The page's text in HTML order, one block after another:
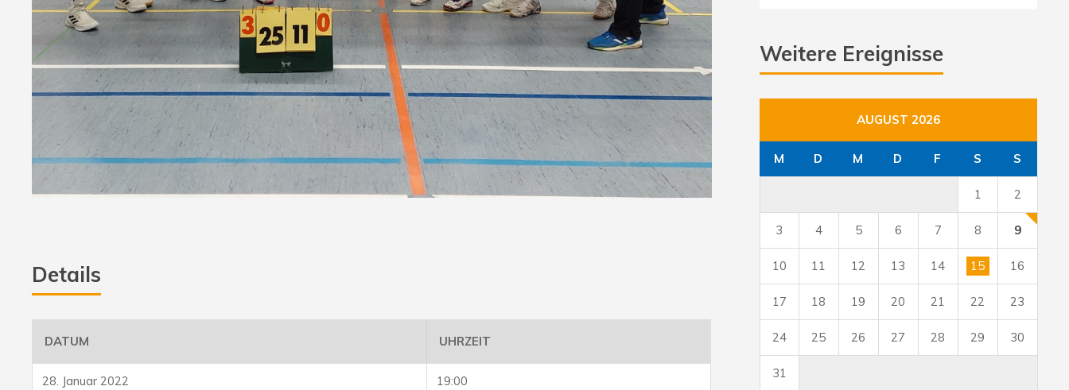
Details
DATUM UHRZEIT
28. Januar 2022 19:00
Weitere Ereignisse
AUGUST 2026
M D M D F S S
1 2
3 4 5 6 7 8 9
10 11 12 13 14 15 16
17 18 19 20 21 22 23
24 25 26 27 28 29 30
31